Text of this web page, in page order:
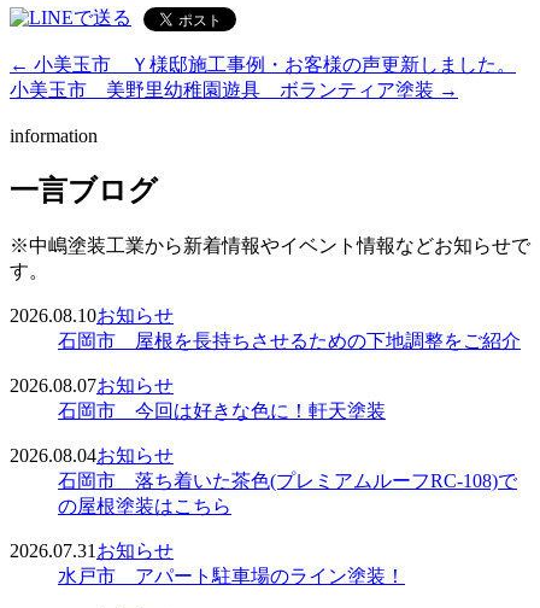
← 小美玉市 Ｙ様邸施工事例・お客様の声更新しました。
小美玉市 美野里幼稚園遊具 ボランティア塗装 →
information
一言ブログ
※中嶋塗装工業から新着情報やイベント情報などお知らせで
す。
2026.08.10お知らせ
石岡市 屋根を長持ちさせるための下地調整をご紹介
2026.08.07お知らせ
石岡市 今回は好きな色に！軒天塗装
2026.08.04お知らせ
石岡市 落ち着いた茶色(プレミアムルーフRC-108)で
の屋根塗装はこちら
2026.07.31 お知らせ
水戸市 アパート駐車場のライン塗装！